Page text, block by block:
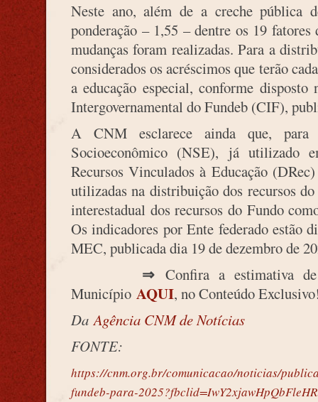
Neste ano, além de a creche pública
ponderação – 1,55 – dentre os 19 fatores
mudanças foram realizadas. Para a
considerados os acréscimos que terão
a educação especial, conforme
Intergovernamental do Fundeb (CIF),
A CNM esclarece ainda que,
Socioeconômico (NSE), já utilizado
Recursos Vinculados à Educação
utilizadas na distribuição dos recursos
interestadual dos recursos do Fundo
Os indicadores por Ente federado estão
MEC, publicada dia 19 de dezembro de
⇒Confira a estimativa de
Município AQUI, no Conteúdo
DaAgência CNM de Notícias
FONTE:
https://cnm.org.br/comunicacao/noticias/
fundeb-para-